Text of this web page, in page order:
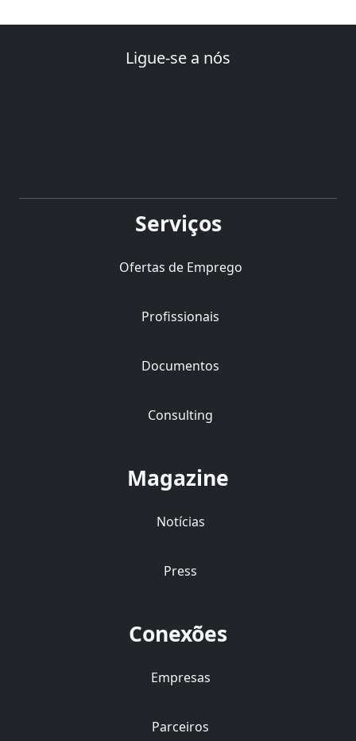
Ligue-se a nós
Serviços
Ofertas de Emprego
Profissionais
Documentos
Consulting
Magazine
Notícias
Press
Conexões
Empresas
Parceiros